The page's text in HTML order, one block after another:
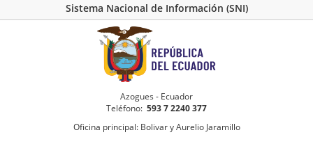
Sistema Nacional de Información (SNI)
Azogues - Ecuador
Teléfono: 593 7 2240 377
Oficina principal: Bolivar y Aurelio Jaramillo